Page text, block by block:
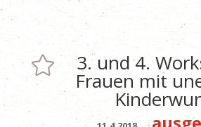
 3. und 4.
Frauen mit